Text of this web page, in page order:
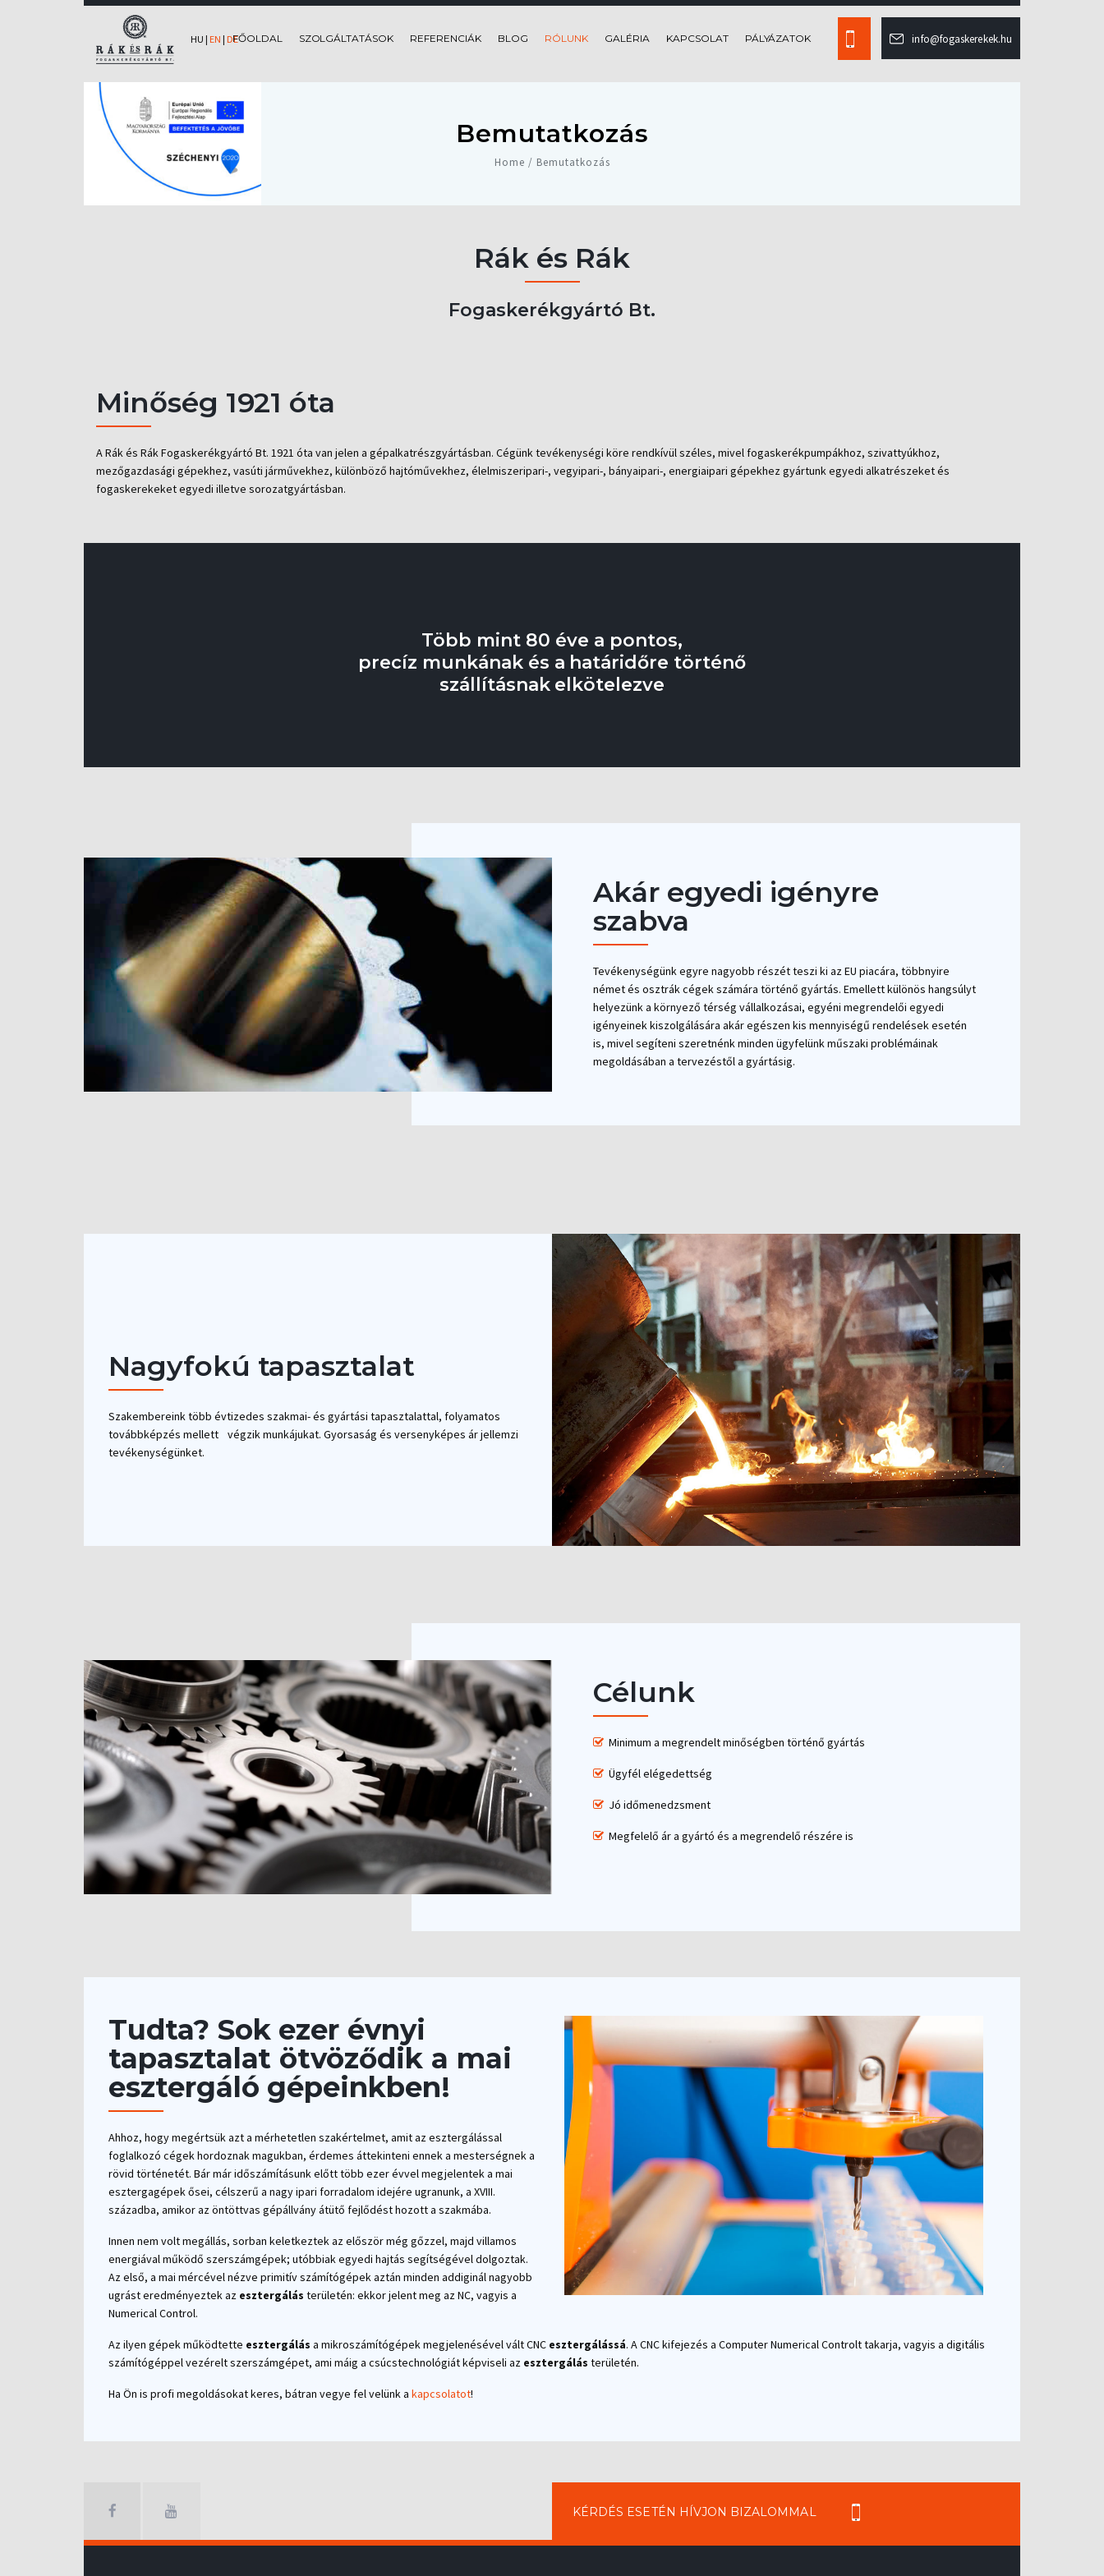
HU | EN | DEFŐOLDAL SZOLGÁLTATÁSOK REFERENCIÁK BLOG RÓLUNK GALÉRIA KAPCSOLAT PÁLYÁZATOK info@fogaskerekek.hu
Bemutatkozás
Home / Bemutatkozás
Rák és Rák
Fogaskerékgyártó Bt.
Minőség 1921 óta
A Rák és Rák Fogaskerékgyártó Bt. 1921 óta van jelen a gépalkatrészgyártásban. Cégünk tevékenységi köre rendkívül széles, mivel fogaskerékpumpákhoz, szivattyúkhoz,
mezőgazdasági gépekhez, vasúti járművekhez, különböző hajtóművekhez, élelmiszeripari-, vegyipari-, bányaipari-, energiaipari gépekhez gyártunk egyedi alkatrészeket és
fogaskerekeket egyedi illetve sorozatgyártásban.
Több mint 80 éve a pontos,
precíz munkának és a határidőre történő
​szállításnak elkötelezve
Akár egyedi igényre
szabva
Tevékenységünk egyre nagyobb részét teszi ki az EU piacára, többnyire
német és osztrák cégek számára történő gyártás. Emellett különös hangsúlyt
helyezünk a környező térség vállalkozásai, egyéni megrendelői egyedi
igényeinek kiszolgálására akár egészen kis mennyiségű rendelések esetén
is, mivel segíteni szeretnénk minden ügyfelünk műszaki problémáinak
megoldásában a tervezéstől a gyártásig.
Nagyfokú tapasztalat
Szakembereink több évtizedes szakmai- és gyártási tapasztalattal, folyamatos
továbbképzés mellett végzik munkájukat. Gyorsaság és versenyképes ár jellemzi
tevékenységünket.
Célunk
Minimum a megrendelt minőségben történő gyártás
Ügyfél elégedettség
​ Jó időmenedzsment
​ Megfelelő ár a gyártó és a megrendelő részére is
Tudta? Sok ezer évnyi
tapasztalat ötvöződik a mai
esztergáló gépeinkben!
Ahhoz, hogy megértsük azt a mérhetetlen szakértelmet, amit az esztergálással
foglalkozó cégek hordoznak magukban, érdemes áttekinteni ennek a mesterségnek a
rövid történetét. Bár már időszámításunk előtt több ezer évvel megjelentek a mai
esztergagépek ősei, célszerű a nagy ipari forradalom idejére ugranunk, a XVIII.
századba, amikor az öntöttvas gépállvány átütő fejlődést hozott a szakmába.
Innen nem volt megállás, sorban keletkeztek az először még gőzzel, majd villamos
energiával működő szerszámgépek; utóbbiak egyedi hajtás segítségével dolgoztak.
Az első, a mai mércével nézve primitív számítógépek aztán minden addiginál nagyobb
ugrást eredményeztek az esztergálás területén: ekkor jelent meg az NC, vagyis a
Numerical Control.
Az ilyen gépek működtette esztergálás a mikroszámítógépek megjelenésével vált CNC esztergálássá. A CNC kifejezés a Computer Numerical Controlt takarja, vagyis a digitális
számítógéppel vezérelt szerszámgépet, ami máig a csúcstechnológiát képviseli az esztergálás területén.
Ha Ön is profi megoldásokat keres, bátran vegye fel velünk a kapcsolatot!
KÉRDÉS ESETÉN HÍVJON BIZALOMMAL